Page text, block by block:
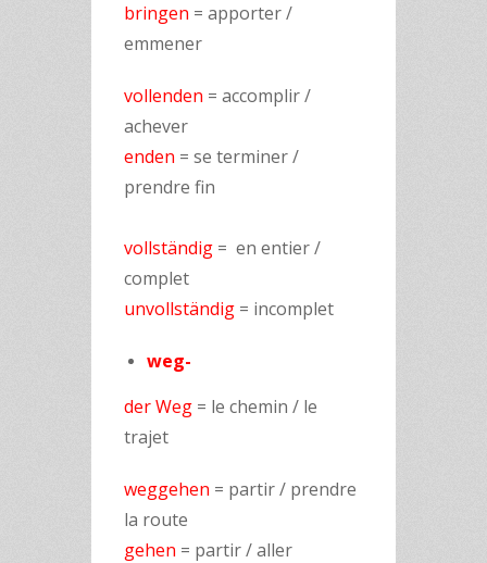
bringen = apporter /
emmener
vollenden = accomplir /
achever
enden = se terminer /
prendre fin
vollständig = en entier /
complet
unvollständig = incomplet
weg-
der Weg = le chemin / le
trajet
weggehen = partir / prendre
la route
gehen = partir / aller